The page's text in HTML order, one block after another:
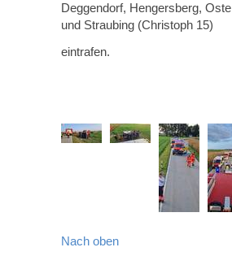
Deggendorf, Hengersberg,
und Straubing (Christoph 15)
eintrafen.
Nach oben